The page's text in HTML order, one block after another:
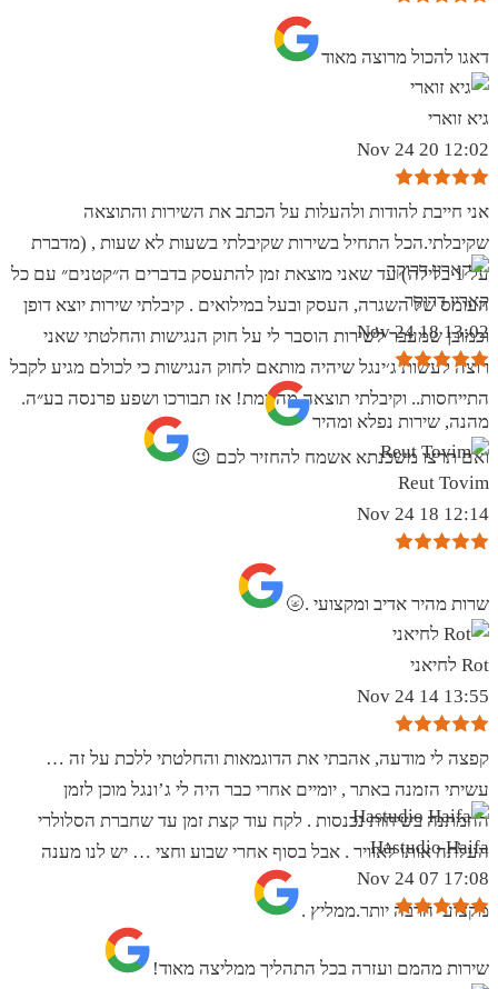
‏דאגו להכול מרוצה מאוד
גיא זוארי
12:02 20 Nov 24
אני חייבת להודות ולהעלות על הכתב את השירות והתוצאה
שקיבלתי.הכל התחיל בשירות שקיבלתי בשעות לא שעות , (מדברת
על 1 בלילה) עד שאני מוצאת זמן להתעסק בדברים ה״קטנים״ עם כל
העומס של השגרה, העסק ובעל במילואים . קיבלתי שירות יוצא דופן
וכמובן שמעבר לשירות הוסבר לי על חוק הנגישות והחלטתי שאני
רוצה לעשות ג׳ינגל שיהיה מותאם לחוק הנגישות כי לכולם מגיע לקבל
התייחסות.. וקיבלתי תוצאה מהממת! אז תבורכו ושפע פרנסה בע״ה.
ואם תרצו משכנתא אשמח להחזיר לכם 😉
קארין דרוקר
13:02 18 Nov 24
מהנה, שירות נפלא ומהיר
Reut Tovim
12:14 18 Nov 24
שרות מהיר אדיב ומקצועי .🌝
Rot לחיאני
13:55 14 Nov 24
קפצה לי מודעה, אהבתי את הדוגמאות והחלטתי ללכת על זה …
עשיתי הזמנה באתר , יומיים אחרי כבר היה לי ג’ונגל מוכן לזמן
ההמתנה בשיחות נכנסות . לקח עוד קצת זמן עד שחברת הסלולרי
העלתה אותו לאוויר . אבל בסוף אחרי שבוע וחצי … יש לנו מענה
מקצועי הרבה יותר.ממליץ .
Hastudio Haifa
17:08 07 Nov 24
שירות מהמם ועזרה בכל התהליך ממליצה מאוד!